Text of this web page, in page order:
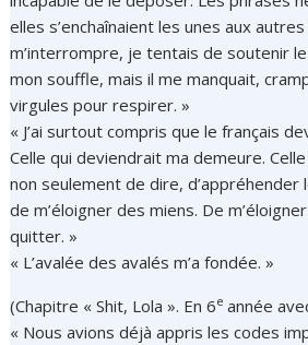
elles s’enchaînaient les unes aux
m’interrompre, je tentais de soutenir
mon souffle, mais il me manquait,
virgules pour respirer. »
« J’ai surtout compris que le français
Celle qui deviendrait ma demeure.
non seulement de dire, d’appréhender
de m’éloigner des miens. De
quitter. »
« L’avalée des avalés m’a fondée. »
(Chapitre « Shit, Lola ». En 6e année
« Nous avions déjà appris les codes